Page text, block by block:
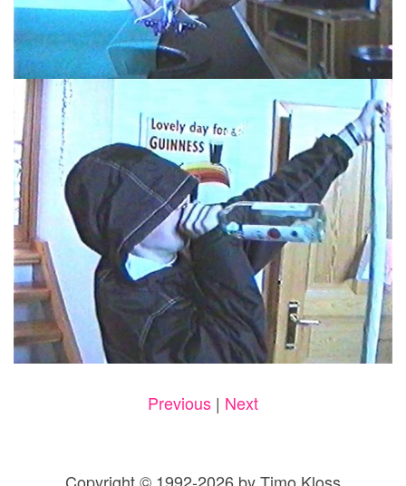
Previous | Next
Copyright © 1992-2026 by Timo Kloss